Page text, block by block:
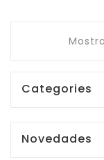
Categories
Novedades